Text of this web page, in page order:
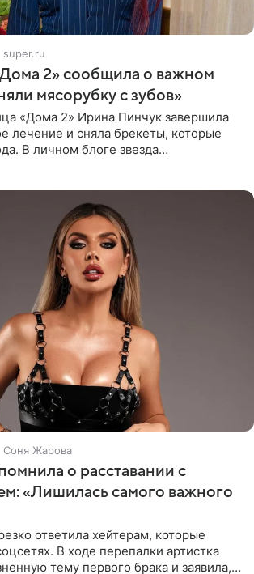
super.ru
2» сообщила о важном
мясорубку с зубов»
«Дома 2» Ирина Пинчук завершила
лечение и сняла брекеты, которые
В личном блоге звезда
Соня Жарова
о расставании с
«Лишилась самого важного
ответила хейтерам, которые
В ходе перепалки артистка
тему первого брака и заявила,